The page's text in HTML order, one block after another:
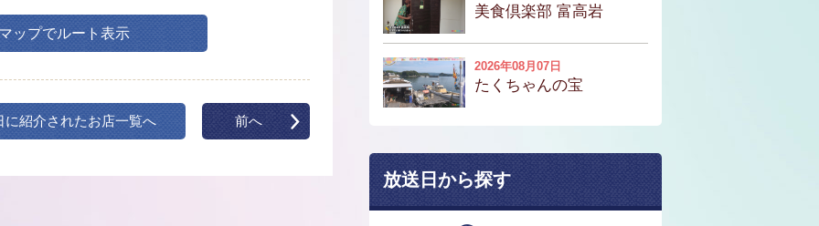
ップでルート表示
に紹介されたお店一覧へ 前へ
美食倶楽部 富高岩
2026年08月07日
たくちゃんの宝
放送日から探す